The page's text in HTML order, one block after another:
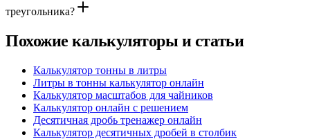
треугольника?
Похожие калькуляторы и статьи
Калькулятор тонны в литры
Литры в тонны калькулятор онлайн
Калькулятор масштабов для чайников
Калькулятор онлайн с решением
Десятичная дробь тренажер онлайн
Калькулятор десятичных дробей в столбик